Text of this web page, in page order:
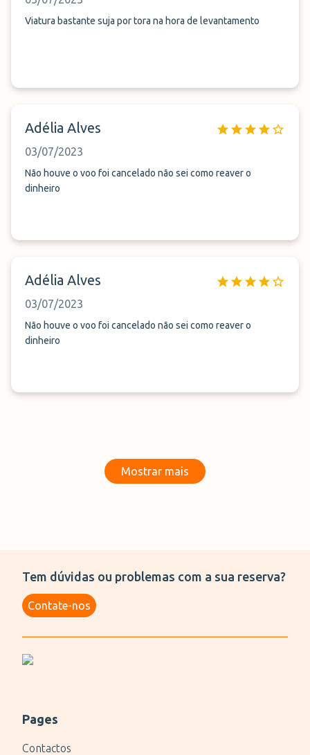
Viatura bastante suja por tora na hora de levantamento
Adélia Alves
03/07/2023
Não houve o voo foi cancelado não sei como reaver o
dinheiro
Adélia Alves
03/07/2023
Não houve o voo foi cancelado não sei como reaver o
dinheiro
Mostrar mais
Tem dúvidas ou problemas com a sua reserva?
Contate-nos
Pages
Contactos